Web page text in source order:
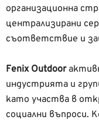
организационна
централизирани
съответствие и
Fenix Outdoor
индустрията и
като участва в
социални въпроси.